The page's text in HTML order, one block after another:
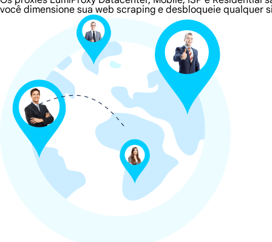
você dimensione sua web scraping e desbloqueie qualquer